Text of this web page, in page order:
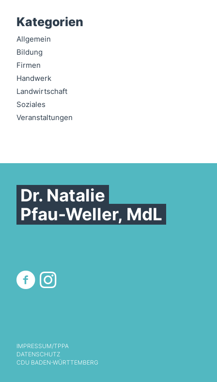
Kategorien
Allgemein
Bildung
Firmen
Handwerk
Landwirtschaft
Soziales
Veranstaltungen
Dr. Natalie
Pfau-Weller, MdL
IMPRESSUM/TPPA
DATENSCHUTZ
CDU BADEN-WÜRTTEMBERG